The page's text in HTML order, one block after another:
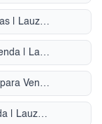
Alugar Apartamento com portaria 24 horas | Lauzane Paulista
Cobertura com portaria 24 horas para Venda | Lauzane Paulista
Apartamento com depósito na garagem para Venda | Lauzane Paulista
Sobrado com ar condicionado para Venda | Lauzane Paulista